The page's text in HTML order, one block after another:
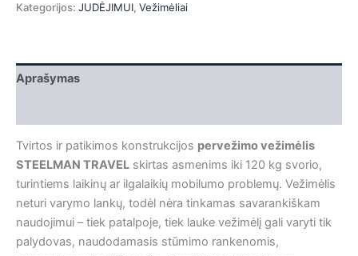
Kategorijos: JUDĖJIMUI, Vežimėliai
Aprašymas
Tvirtos ir patikimos konstrukcijos pervežimo vežimėlis
STEELMAN TRAVEL skirtas asmenims iki 120 kg svorio,
turintiems laikinų ar ilgalaikių mobilumo problemų. Vežimėlis
neturi varymo lankų, todėl nėra tinkamas savarankiškam
naudojimui – tiek patalpoje, tiek lauke vežimėlį gali varyti tik
palydovas, naudodamasis stūmimo rankenomis,